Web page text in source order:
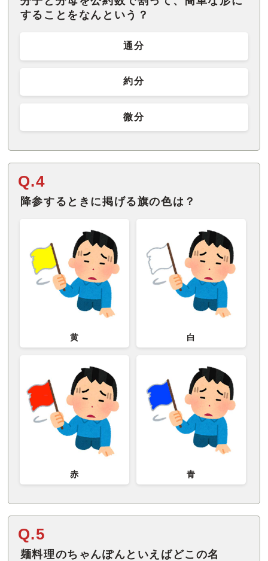
することをなんという？
通分
約分
微分
Q.4
降参するときに掲げる旗の色は？
黄 白
赤 青
Q.5
麺料理のちゃんぽんといえばどこの名